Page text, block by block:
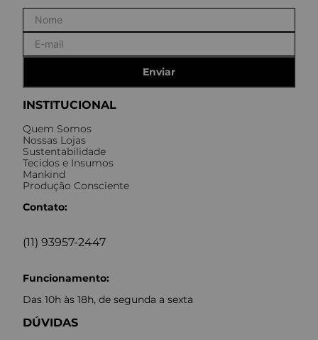
INSTITUCIONAL
Quem Somos
Nossas Lojas
Sustentabilidade
Tecidos e Insumos
Mankind
Produção Consciente
Contato:
(11) 93957-2447
Funcionamento:
Das 10h às 18h, de segunda a sexta
DÚVIDAS
Enviar